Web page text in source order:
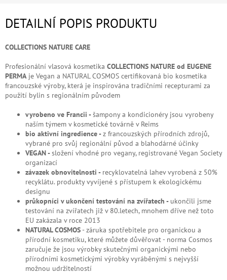
DETAILNÍ POPIS PRODUKTU
COLLECTIONS NATURE CARE
Profesionální vlasová kosmetika COLLECTIONS NATURE od EUGENE
PERMAje Vegan a NATURAL COSMOS certifikovaná bio kosmetika
francouzské výroby, která je inspirována tradičními recepturami za
použití bylin s regionálním původem
vyrobeno ve Francii -šampony a kondicionéry jsou vyrobeny
naším týmem v kosmetické továrně v Reims
bio aktivní ingredience -z francouzských přírodních zdrojů,
vybrané pro svůj regionální původ a blahodárné účinky
VEGAN -složení vhodné pro vegany, registrované Vegan Society
organizací
závazek obnovitelnosti - recyklovatelná lahev vyrobená z 50%
recyklátu. produkty vyvíjené s přístupem k ekologickému
designu
průkopníci v ukončení testování na zvířatech - ukončili jsme
testování na zvířatech již v 80.letech, mnohem dříve než toto
EU zakázala v roce 2013
NATURAL COSMOS- záruka spotřebitele pro organickou a
přírodní kosmetiku, které můžete důvěřovat - norma Cosmos
zaručuje že jsou výrobky skutečnými organickými nebo
přírodními kosmetickými výrobky vyráběnými s nejvyšší
možnou udržitelností